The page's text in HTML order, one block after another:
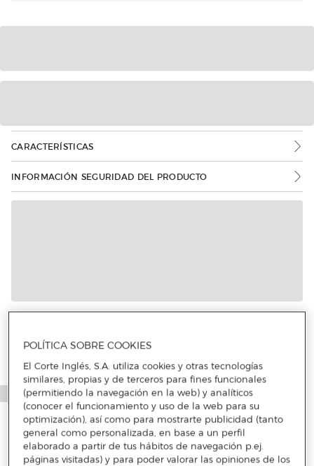
CARACTERÍSTICAS
INFORMACIÓN SEGURIDAD DEL PRODUCTO
POLÍTICA SOBRE COOKIES
El Corte Inglés, S.A. utiliza cookies y otras tecnologías
similares, propias y de terceros para fines funcionales
(permitiendo la navegación en la web) y analíticos
(conocer el funcionamiento y uso de la web para su
optimización), así como para mostrarte publicidad (tanto
general como personalizada, en base a un perfil
elaborado a partir de tus hábitos de navegación p.ej.
páginas visitadas) y para poder valorar las opiniones de los